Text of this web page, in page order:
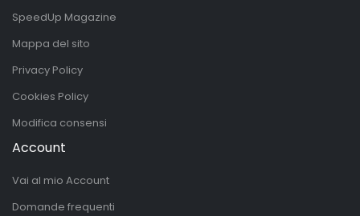
SpeedUp Magazine
Mappa del sito
Privacy Policy
Cookies Policy
Modifica consensi
Account
Vai al mio Account
Domande frequenti